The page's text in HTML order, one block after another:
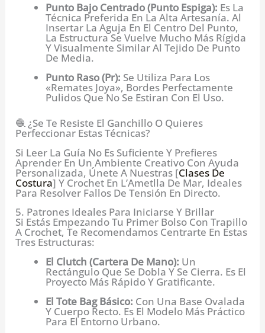
Punto Bajo Centrado (Punto Espiga): Es La
Técnica Preferida En La Alta Artesanía. Al
Insertar La Aguja En El Centro Del Punto,
La Estructura Se Vuelve Mucho Más Rígida
Y Visualmente Similar Al Tejido De Punto
De Media.
Punto Raso (pr): Se Utiliza Para Los
«remates Joya», Bordes Perfectamente
Pulidos Que No Se Estiran Con El Uso.
🧶 ¿Se Te Resiste El Ganchillo O Quieres
Perfeccionar Estas Técnicas?
Si Leer La Guía No Es Suficiente Y Prefieres
Aprender En Un Ambiente Creativo Con Ayuda
Personalizada, Únete A Nuestras [Clases De
Costura] Y Crochet En L’Ametlla De Mar, Ideales
Para Resolver Fallos De Tensión En Directo.
5. Patrones Ideales Para Iniciarse Y Brillar
Si Estás Empezando Tu Primer Bolso Con Trapillo
A Crochet, Te Recomendamos Centrarte En Estas
Tres Estructuras:
El Clutch (Cartera De Mano): Un
Rectángulo Que Se Dobla Y Se Cierra. Es El
Proyecto Más Rápido Y Gratificante.
El Tote Bag Básico: Con Una Base Ovalada
Y Cuerpo Recto. Es El Modelo Más Práctico
Para El Entorno Urbano.